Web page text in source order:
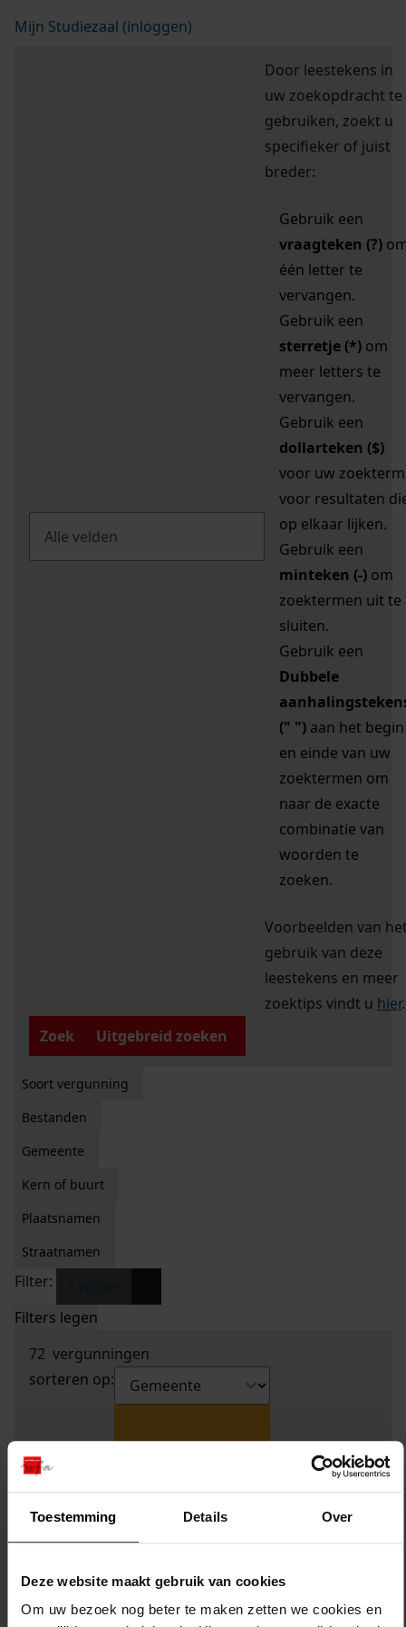
Toestemming Details Over
Deze website maakt gebruik van cookies
Om uw bezoek nog beter te maken zetten we cookies en
Mijn Studiezaal (inloggen)
Door leestekens in
uw zoekopdracht te
gebruiken, zoekt u
specifieker of juist
breder:
Gebruik een
vraagteken (?)
één letter te
vervangen.
Gebruik een
sterretje (*) om
meer letters te
vervangen.
Gebruik een
dollarteken ($)
voor uw zoekterm
voor resultaten
op elkaar lijken.
Gebruik een
minteken (-) om
zoektermen uit te
sluiten.
Gebruik een
Dubbele
(" ") aan het begin
en einde van uw
zoektermen om
naar de exacte
combinatie van
woorden te
zoeken.
Voorbeelden van
gebruik van deze
leestekens en meer
zoektips vindt u hier.
Zoek
Uitgebreid zoeken
Soort vergunning
Bestanden
Gemeente
Kern of buurt
Plaatsnamen
Straatnamen
Filter:
Filters legen
72 vergunningen
sorteren op: